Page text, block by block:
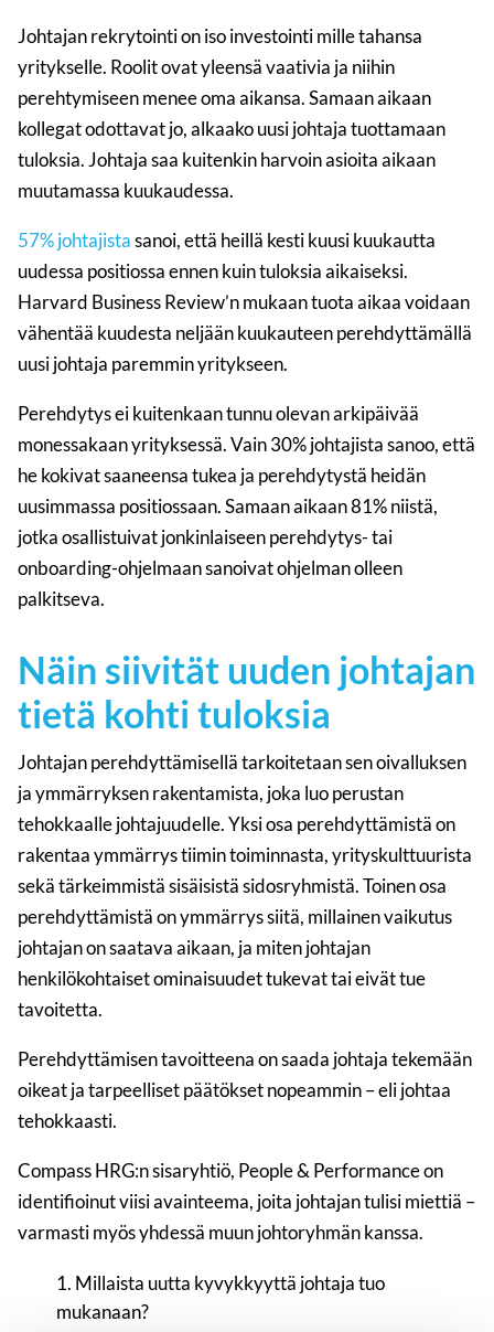
Johtajan rekrytointi on iso investointi mille tahansa
yritykselle. Roolit ovat yleensä vaativia ja niihin
perehtymiseen menee oma aikansa. Samaan aikaan
kollegat odottavat jo, alkaako uusi johtaja tuottamaan
tuloksia. Johtaja saa kuitenkin harvoin asioita aikaan
muutamassa kuukaudessa.
57% johtajistasanoi, että heillä kesti kuusi kuukautta
uudessa positiossa ennen kuin tuloksia aikaiseksi.
Harvard Business Review’n mukaan tuota aikaa voidaan
vähentää kuudesta neljään kuukauteen perehdyttämällä
uusi johtaja paremmin yritykseen.
Perehdytys ei kuitenkaan tunnu olevan arkipäivää
monessakaan yrityksessä. Vain 30% johtajista sanoo, että
he kokivat saaneensa tukea ja perehdytystä heidän
uusimmassa positiossaan. Samaan aikaan 81% niistä,
jotka osallistuivat jonkinlaiseen perehdytys- tai
onboarding-ohjelmaan sanoivat ohjelman olleen
palkitseva.
Näin siivität uuden johtajan
tietä kohti tuloksia
Johtajan perehdyttämisellä tarkoitetaan sen oivalluksen
ja ymmärryksen rakentamista, joka luo perustan
tehokkaalle johtajuudelle. Yksi osa perehdyttämistä on
rakentaa ymmärrys tiimin toiminnasta, yrityskulttuurista
sekä tärkeimmistä sisäisistä sidosryhmistä. Toinen osa
perehdyttämistä on ymmärrys siitä, millainen vaikutus
johtajan on saatava aikaan, ja miten johtajan
henkilökohtaiset ominaisuudet tukevat tai eivät tue
tavoitetta.
Perehdyttämisen tavoitteena on saada johtaja tekemään
oikeat ja tarpeelliset päätökset nopeammin – eli johtaa
tehokkaasti.
Compass HRG:n sisaryhtiö, People & Performance on
identifioinut viisi avainteema, joita johtajan tulisi miettiä –
varmasti myös yhdessä muun johtoryhmän kanssa.
Millaista uutta kyvykkyyttä johtaja tuo
mukanaan?